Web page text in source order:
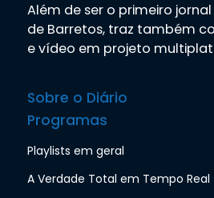
Além de ser o primeiro
de Barretos, traz também
e vídeo em projeto
Sobre o Diário
Programas
Playlists em geral
A Verdade Total em Tempo Real